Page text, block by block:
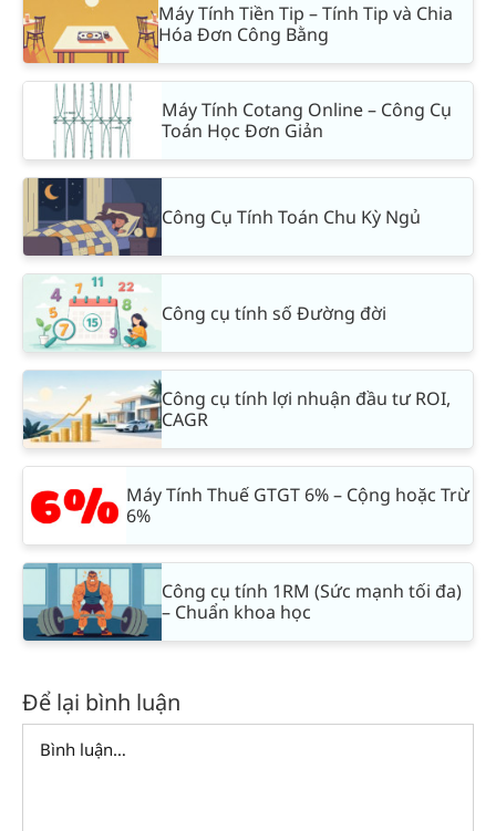
Máy Tính Tiền Tip – Tính Tip và Chia
Hóa Đơn Công Bằng
Máy Tính Cotang Online – Công Cụ
Toán Học Đơn Giản
Công Cụ Tính Toán Chu Kỳ Ngủ
Công cụ tính số Đường đời
Công cụ tính lợi nhuận đầu tư ROI,
CAGR
Máy Tính Thuế GTGT 6% – Cộng hoặc Trừ
6%
Công cụ tính 1RM (Sức mạnh tối đa)
– Chuẩn khoa học
Để lại bình luận
Comment